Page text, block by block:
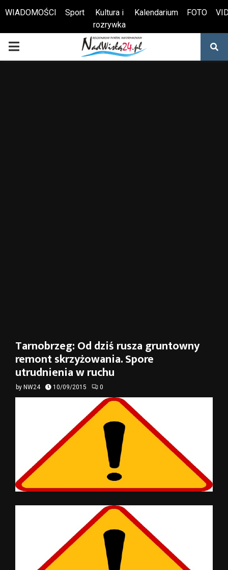
Otwórz pasek narzędzi
WIADOMOŚCI Sport
Kultura i
rozrywka
Kalendarium FOTO
PRIMARY
Tarnobrzeg: Od dziś rusza gruntowny
remont skrzyżowania. Spore
utrudnienia w ruchu
by NW24 10/09/2015 0